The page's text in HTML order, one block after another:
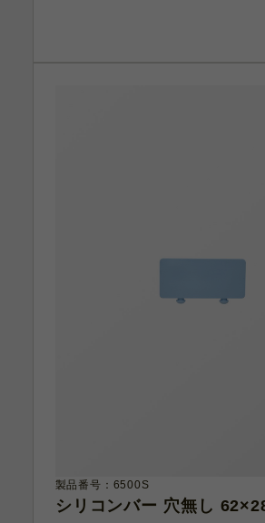
製品番号：6500S
シリコンバー 穴無し